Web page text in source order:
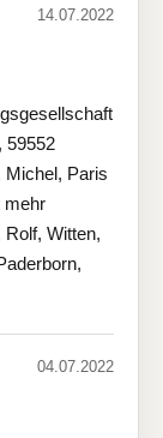
14.07.2022
59552
Michel, Paris
mehr
Witten,
04.07.2022